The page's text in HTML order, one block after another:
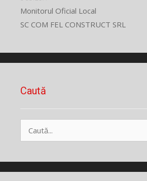
Monitorul Oficial Local
SC COM FEL CONSTRUCT SRL
Caută
după: